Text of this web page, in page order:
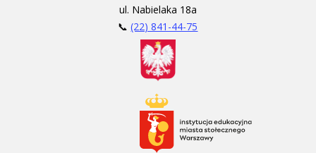
ul. Nabielaka 18a
📞(22) 841-44-75